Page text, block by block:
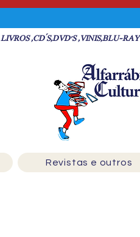
LIVROS ,CD´S,DVD'S ,VINIS,BLU-
Revistas e outros